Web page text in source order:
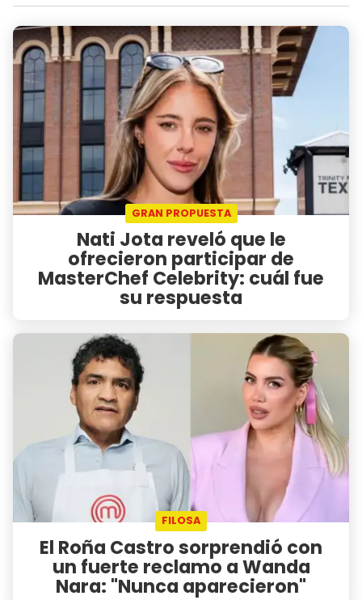
GRAN PROPUESTA
Nati Jota reveló que le
ofrecieron participar de
MasterChef Celebrity: cuál fue
su respuesta
FILOSA
El Roña Castro sorprendió con
un fuerte reclamo a Wanda
Nara: "Nunca aparecieron"